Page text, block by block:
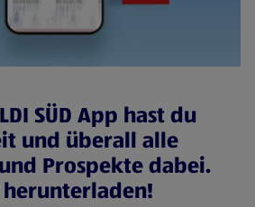
SÜD App hast du
und überall alle
Prospekte dabei.
herunterladen!